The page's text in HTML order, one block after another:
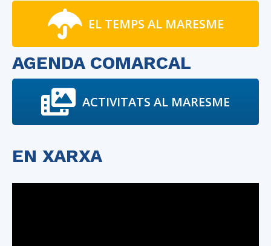
EL TEMPS AL MARESME
AGENDA COMARCAL
ACTIVITATS AL MARESME
EN XARXA